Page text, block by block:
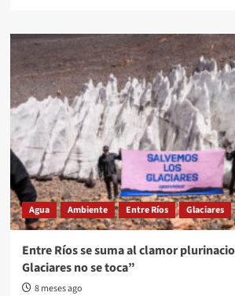
El
entrerriano
adhiere
y
convoca
a
la
movilización
de
la
CGT
contra
la
laboral
Agua Ambiente Entre Ríos Glaciares
Entre Ríos se suma al clamor
Glaciares no se toca”
8 meses ago